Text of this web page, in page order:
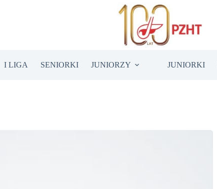
I LIGA SENIORKI JUNIORZY JUNIORKI